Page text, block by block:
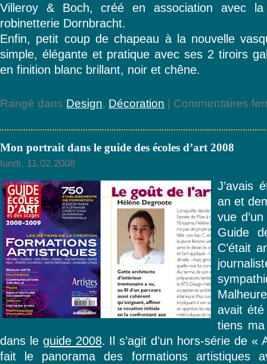
Villeroy & Boch, créé en association avec
robinetterie Dornbracht.
Enfin, petit coup de chapeau à la nouvelle
simple, élégante et pratique avec ses 2 tiroirs
en finition blanc brillant, noir et chêne.
Rangé dans Design, Décoration | Commentaires
Mon portrait dans le guide des écoles d’art 2008
lundi, 11.02.2008
J’avais
an et
vue
Guide
C’était
avait
tiens
dans le guide 2008. Il s’agit d’un hors-série de «
fait le panorama des formations artistiques